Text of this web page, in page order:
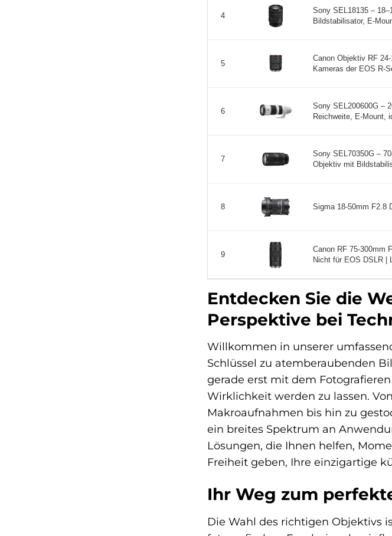
4
Sony SEL18135 –
Bildstabilisator, E-
5
Canon Objektiv RF
Kameras der EOS R-
6
Sony SEL200600G –
Reichweite, E-Mount,
7
Sony SEL70350G –
Objektiv mit
8 Sigma 18-50mm F2.8
9
Canon RF 75-300mm
Nicht für EOS DSLR |
Entdecken Sie die
Perspektive bei
Willkommen in unserer
Schlüssel zu atemberaubenden
gerade erst mit dem
Wirklichkeit werden zu lassen.
Makroaufnahmen bis hin zu
ein breites Spektrum an
Lösungen, die Ihnen helfen,
Freiheit geben, Ihre einzigartige
Ihr Weg zum
Die Wahl des richtigen Objektivs